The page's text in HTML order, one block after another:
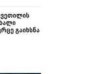
გაიხსნა ￼